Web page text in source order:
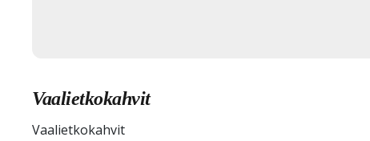
Vaalietkokahvit
Vaalietkokahvit